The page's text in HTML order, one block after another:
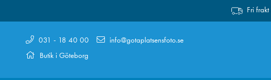
Fri
031 - 18 40 00
Butik i Göteborg
info@gotaplatsensfoto.se